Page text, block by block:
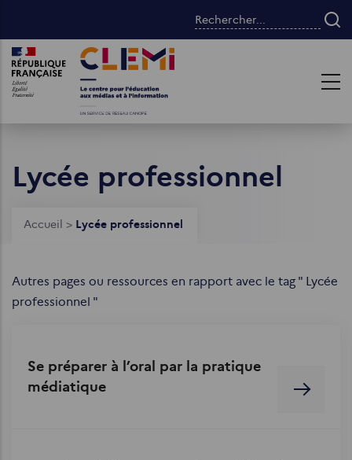
contenu
principal
Rechercher...
Images Images
Lycée professionnel
Fil
Accueil > Lycée professionnel
Autres pages ou ressources en rapport avec le tag " Lycée
professionnel "
Se préparer à l’oral par la pratique
médiatique